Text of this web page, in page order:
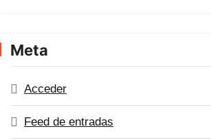
Meta
Acceder
Feed de entradas